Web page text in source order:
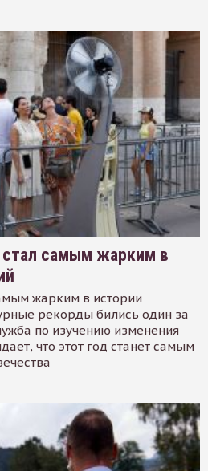
стал самым жарким в
жарким в истории
рекорды бились один за
по изучению изменения
что этот год станет самым